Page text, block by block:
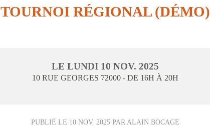
TOURNOI RÉGIONAL (DÉMO)
LE LUNDI 10 NOV. 2025
10 RUE GEORGES 72000 - DE 16H À 20H
PUBLIÉ LE 10 NOV. 2025 PAR ALAIN BOCAGE